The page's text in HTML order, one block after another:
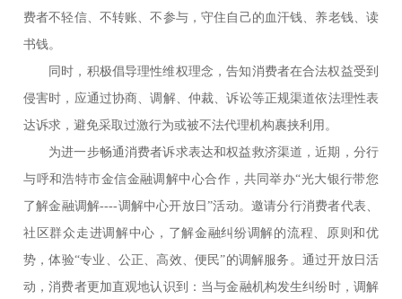
费者不轻信、不转账、不参与，守住自己的血汗钱、养老钱、读
书钱。
同时，积极倡导理性维权理念，告知消费者在合法权益受到
侵害时，应通过协商、调解、仲裁、诉讼等正规渠道依法理性表
达诉求，避免采取过激行为或被不法代理机构裹挟利用。
为进一步畅通消费者诉求表达和权益救济渠道，近期，分行
与呼和浩特市金信金融调解中心合作，共同举办“光大银行带您
了解金融调解----调解中心开放日”活动。邀请分行消费者代表、
社区群众走进调解中心，了解金融纠纷调解的流程、原则和优
势，体验“专业、公正、高效、便民”的调解服务。通过开放日活
动，消费者更加直观地认识到：当与金融机构发生纠纷时，调解